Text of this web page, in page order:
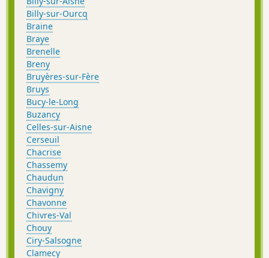
Billy-sur-Ourcq
Braine
Braye
Brenelle
Breny
Bruyères-sur-Fère
Bruys
Bucy-le-Long
Buzancy
Celles-sur-Aisne
Cerseuil
Chacrise
Chassemy
Chaudun
Chavigny
Chavonne
Chivres-Val
Chouy
Ciry-Salsogne
Clamecy